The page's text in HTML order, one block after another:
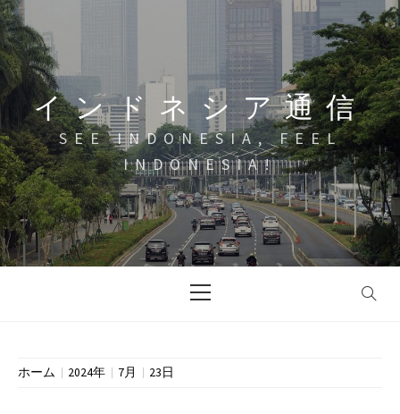
コ
ン
テ
ン
ツ
へ
ス
キ
ッ
プ
インドネシア通信
SEE INDONESIA, FEEL
INDONESIA!
イ
ホーム 2024年 7月 23日